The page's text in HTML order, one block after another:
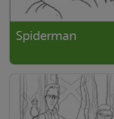
Spiderman